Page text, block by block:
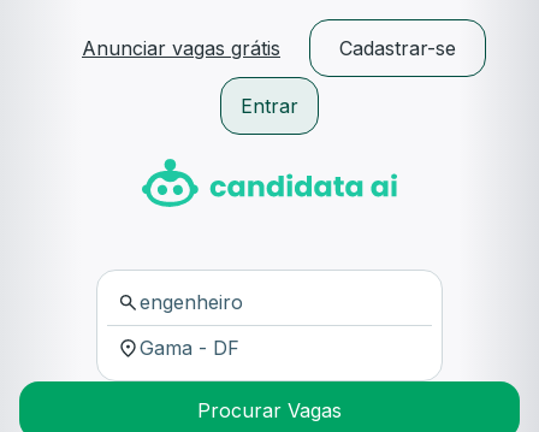
Anunciar vagas grátis Cadastrar-se
Entrar
Procurar Vagas